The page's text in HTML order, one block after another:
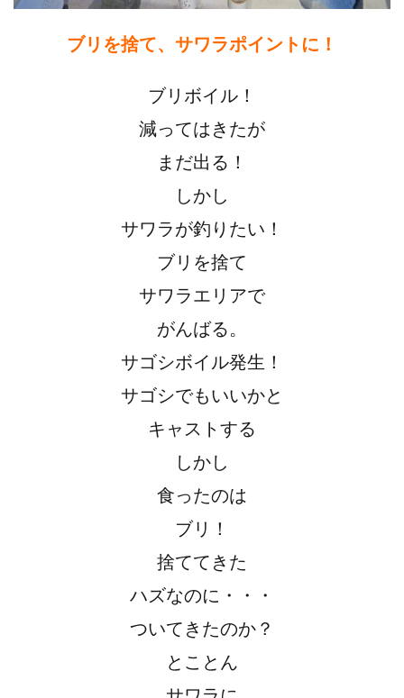
ブリを捨て、サワラポイントに！
ブリボイル！
減ってはきたが
まだ出る！
しかし
サワラが釣りたい！
ブリを捨て
サワラエリアで
がんばる。
サゴシボイル発生！
サゴシでもいいかと
キャストする
しかし
食ったのは
ブリ！
捨ててきた
ハズなのに・・・
ついてきたのか？
とことん